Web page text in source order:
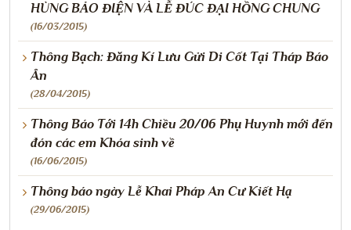
HÙNG BẢO ĐIỆN VÀ LỄ ĐÚC ĐẠI HỒNG CHUNG
(16/03/2015)
Thông Bạch: Đăng Kí Lưu Gửi Di Cốt Tại Tháp Báo
Ân
(28/04/2015)
Thông Báo Tới 14h Chiều 20/06 Phụ Huynh mới đến
đón các em Khóa sinh về
(16/06/2015)
Thông báo ngày Lễ Khai Pháp An Cư Kiết Hạ
(29/06/2015)